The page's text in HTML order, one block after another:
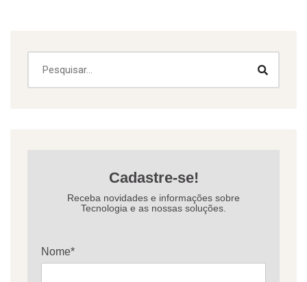
Cadastre-se!
Receba novidades e informações sobre
Tecnologia e as nossas soluções.
Nome*